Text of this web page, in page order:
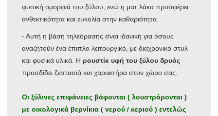
φυσική ομορφιά του ξύλου, ενώ η ματ λάκα προσφέρει
ανθεκτικότητα και ευκολία στην καθαριότητα.
- Αυτή η βάση τηλεόρασης είναι ιδανική για όσους
αναζητούν ένα έπιπλο λειτουργικό, με διαχρονικό στυλ
και φυσικά υλικά. Η ρουστίκ υφή του ξύλου δρυός
προσδίδει ζεστασιά και χαρακτήρα στον χώρο σας.
Οι ξύλινες επιφάνειες βάφονται ( λουστράρονται )
με οικολογικά βερνίκια ( νερού / κεριού ) εντελώς